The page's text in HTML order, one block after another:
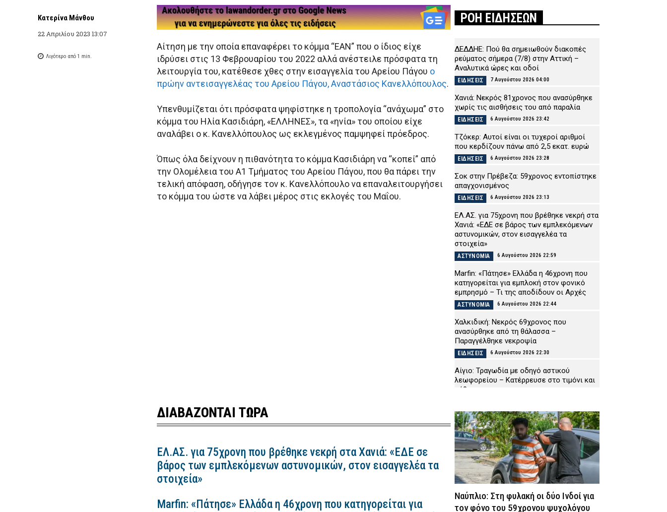
Κατερίνα Μάνθου
22 Απριλίου 2023 13:07
Λιγότερο από 1 min.
Αίτηση με την οποία επαναφέρει το κόμμα “ΕΑΝ” που ο ίδιος είχε
ιδρύσει στις 13 Φεβρουαρίου του 2022 αλλά ανέστειλε πρόσφατα τη
λειτουργία του, κατέθεσε χθες στην εισαγγελία του Αρείου Πάγου ο
πρώην αντεισαγγελέας του Αρείου Πάγου, Αναστάσιος Κανελλόπουλος.
Υπενθυμίζεται ότι πρόσφατα ψηφίστηκε η τροπολογία “ανάχωμα” στο
κόμμα του Ηλία Κασιδιάρη, «ΕΛΛΗΝΕΣ», τα «ηνία» του οποίου είχε
αναλάβει ο κ. Κανελλόπουλος ως εκλεγμένος παμψηφεί πρόεδρος.
Όπως όλα δείχνουν η πιθανότητα το κόμμα Κασιδιάρη να “κοπεί” από
την Ολομέλεια του Α1 Τμήματος του Αρείου Πάγου, που θα πάρει την
τελική απόφαση, οδήγησε τον κ. Κανελλόπουλο να επαναλειτουργήσει
το κόμμα του ώστε να λάβει μέρος στις εκλογές του Μαΐου.
ΔΙΑΒΑΖΟΝΤΑΙ ΤΩΡΑ
ΕΛ.ΑΣ. για 75χρονη που βρέθηκε νεκρή στα Χανιά: «ΕΔΕ σε
βάρος των εμπλεκόμενων αστυνομικών, στον εισαγγελέα τα
στοιχεία»
Marfin: «Πάτησε» Ελλάδα η 46χρονη που κατηγορείται για
ΡΟΗ ΕΙΔΗΣΕΩΝ
ΔΕΔΔΗΕ: Πού θα σημειωθούν διακοπές
ρεύματος σήμερα (7/8) στην Αττική –
Αναλυτικά ώρες και οδοί
ΕΙΔΗΣΕΙΣ 7 Αυγούστου 2026 04:00
Χανιά: Νεκρός 81χρονος που ανασύρθηκε
χωρίς τις αισθήσεις του από παραλία
ΕΙΔΗΣΕΙΣ 6 Αυγούστου 2026 23:42
Τζόκερ: Αυτοί είναι οι τυχεροί αριθμοί
που κερδίζουν πάνω από 2,5 εκατ. ευρώ
ΕΙΔΗΣΕΙΣ 6 Αυγούστου 2026 23:28
Σοκ στην Πρέβεζα: 59χρονος εντοπίστηκε
απαγχονισμένος
ΕΙΔΗΣΕΙΣ 6 Αυγούστου 2026 23:13
ΕΛ.ΑΣ. για 75χρονη που βρέθηκε νεκρή στα
Χανιά: «ΕΔΕ σε βάρος των εμπλεκόμενων
αστυνομικών, στον εισαγγελέα τα
στοιχεία»
ΑΣΤΥΝΟΜΙΑ 6 Αυγούστου 2026 22:59
Marfin: «Πάτησε» Ελλάδα η 46χρονη που
κατηγορείται για εμπλοκή στον φονικό
εμπρησμό – Τι της αποδίδουν οι Αρχές
ΑΣΤΥΝΟΜΙΑ 6 Αυγούστου 2026 22:44
Χαλκιδική: Νεκρός 69χρονος που
ανασύρθηκε από τη θάλασσα –
Παραγγέλθηκε νεκροψία
ΕΙΔΗΣΕΙΣ 6 Αυγούστου 2026 22:30
Αίγιο: Τραγωδία με οδηγό αστικού
λεωφορείου – Κατέρρευσε στο τιμόνι και
πέθανε
Χανιά: Πειθαρχική έρευνα για την υπόθεση
της 75χρονης που βρέθηκε νεκρή μετά την
αποχώρησή της από το Αστυνομικό
Μέγαρο
ΑΣΤΥΝΟΜΙΑ 6 Αυγούστου 2026 22:01
Εύβοια: Νεκρός ο 35χρονος που πάλευε
για τη ζωή του μετά το τροχαίο με
αγριογούρουνο
ΕΙΔΗΣΕΙΣ 6 Αυγούστου 2026 21:47
Ναύπλιο: Στη φυλακή οι δύο Ινδοί για
τον φόνο του 59χρονου ψυχολόγου